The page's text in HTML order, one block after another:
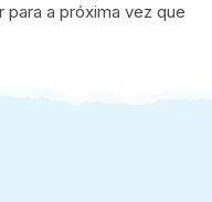
para a próxima vez que